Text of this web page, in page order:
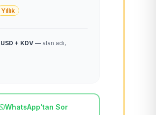
Yıllık
+ KDV — alan adı,
WhatsApp'tan Sor